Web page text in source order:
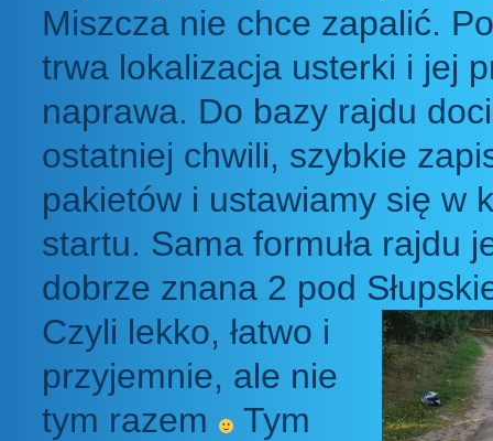
Miszcza nie chce zapalić.
trwa lokalizacja usterki i jej
naprawa. Do bazy rajdu
ostatniej chwili, szybkie
pakietów i ustawiamy się w
startu. Sama formuła rajdu
dobrze znana 2 pod
Czyli lekko, łatwo i
przyjemnie, ale nie
tym razem
Tym